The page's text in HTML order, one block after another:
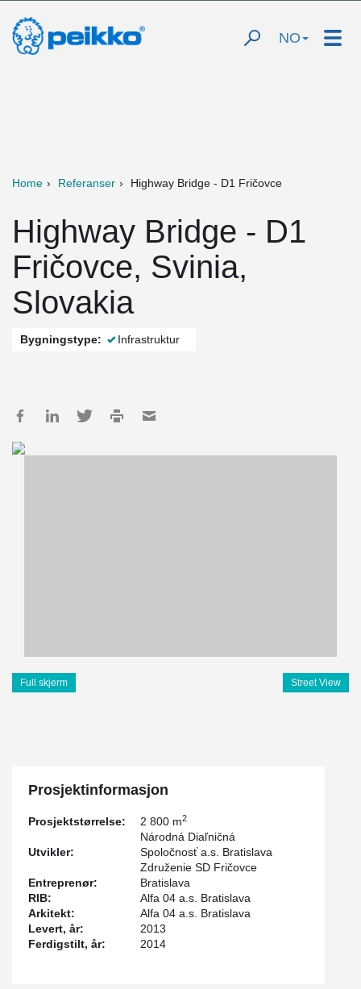
NO
Home Referanser Highway Bridge - D1 Fričovce
Highway Bridge - D1
Fričovce, Svinia,
Slovakia
Bygningstype: Infrastruktur
Full skjerm Street View
Prosjektinformasjon
Prosjektstørrelse: 2 800 m2
Utvikler:
Národná Diaľničná
Spoločnosť a.s. Bratislava
Entreprenør:
Združenie SD Fričovce
Bratislava
RIB:
Alfa 04 a.s. Bratislava
Arkitekt:
Alfa 04 a.s. Bratislava
Levert, år:
2013
Ferdigstilt, år:
2014